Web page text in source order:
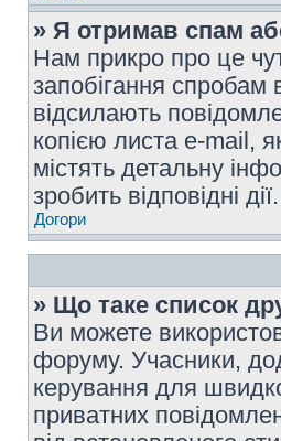
» Я отримав спам
Нам прикро про це
запобігання спробам
відсилають
копією листа e-mail,
містять детальну
зробить відповідні дії.
Догори
» Що таке список
Ви можете
форуму. Учасники,
керування для
приватних